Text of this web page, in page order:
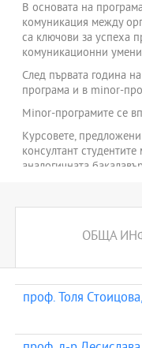
В основата на
комуникация между
са ключови за успеха
комуникационни
След първата година
програма и в minor-
Minor-програмите се
Курсовете,
консултант
аналогичната
ОБЩА
проф. Толя